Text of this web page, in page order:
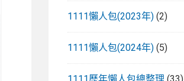
1111懶人包(2023年) (2)
1111懶人包(2024年) (5)